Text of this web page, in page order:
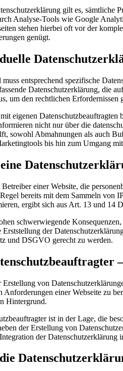
gilt es, sämtliche
Analyse-Tools wie Google
stehen hierbei oft vor der
genügt.
entsprechend spezifische
Datenschutzerklärung, die
um den rechtlichen
eigenen
nicht nur über die
sowohl Abmahnungen als auch
bis hin zum Umgang
einer Website, die
bereits mit dem Sammeln von
ergibt sich aus Art. 13 und 14
schwerwiegende
der
und DSGVO gerecht zu werden.
von
Anforderungen einer Webseite zu
Hintergrund.
ist in der Lage, die
der Erstellung von
der Datenschutzerklärung